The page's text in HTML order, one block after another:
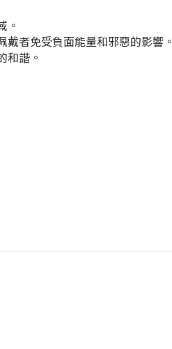
。
者免受負面能量和邪惡的影響。
和諧。